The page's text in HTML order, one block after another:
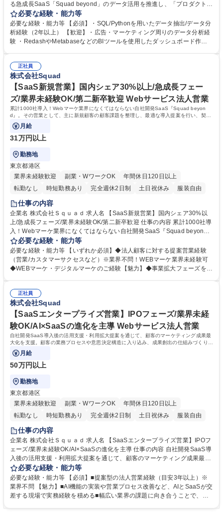
る急成長SaaS「Squad beyond」のデータ活用を推進し、「プロダクトグ
ロース」と「ビジネスオペレーションの最適化」という両輪をデータで支
えることがミッションです。 データ集計・可視化のアウトプットだけでな
く、ビジネスインパクト創出とデータ基盤強化という2軸でご活躍いただ
くことを期待しています。 ■経営・プロダクト戦略支援 (約50%)・経営指
意思決定と業務効率化を支援■データ基盤・先端技術への挑戦（エンジニ
アリング領域） 募集職種 【データアナリスト】急成長の自社開発SaaSを
データドリブンで推進
必要な経験・能力等
必要な経験・能力等 【必須】・SQL/Pythonを用いたデータ抽出/データ分
析経験（2年以上） 【歓迎】・広告・マーケティング周りのデータ分析経
験 ・RedashやMetabaseなどのBIツールを使用したダッシュボード作成
の高いデータを保有、データ活用でプロダクトグロースとユーザー層拡大
に貢献可能 ■柔軟に職種を超えて議論できるフラットな環境。ビル1階の
「Squad Base Cafe」を無料で利用可能◎ 学歴・資格 学歴：大学院 大学
高専 短大 専修学校 高校 語学力： 資格：
正社員
株式会社Squad
【SaaS新規営業】国内シェア30%以上/急成長フェー
ズ/業界未経験OK/第二新卒歓迎 Webサービス法人営業
累計1000社導入！Webマーケ業界になくてはならない自社開発SaaS『Squad beyon
d』。その営業として、主に新規顧客の顧客課題を整理し、最適な導入提案を行い、契約
獲得までを担います
月給
31万円以上
勤務地
東京都港区
業界未経験歓迎
副業・WワークOK
年間休日120日以上
転勤なし
時短勤務あり 完全週休2日制 土日祝休み 服装自由
仕事の内容
企業名 株式会社Ｓｑｕａｄ 求人名 【SaaS新規営業】国内シェア30%以
上/急成長フェーズ/業界未経験OK/第二新卒歓迎 仕事の内容 累計1000社導
入！Webマーケ業界になくてはならない自社開発SaaS『Squad beyon
d』。その営業として、主に新規顧客の顧客課題を整理し、最適な導入提
案を行い、契約獲得までを担います 【プロダクト】WEB広告の制作から
配信、効果の振り返りまで一元管理できる『Squad beyond』【利用顧
客】広告代理店マーケター7割、広告主3割【仕事内容】マーケティング起
進。営業活動のプロセス改善、AI等の活用による効率化。※押し売り・飛
び込み・無理なクロージングはなし 募集職種 【SaaS新規営業】国内シェ
ア30%以上/急成長フェーズ/業界未経験OK/第二新卒歓迎
必要な経験・能力等
必要な経験・能力等 【いずれか必須】◆法人顧客に対する提案営業経験
（営業/カスタマーサクセスなど）※業界不問！WEBマーケ業界未経験可
◆WEBマーケ・デジタルマーケのご経験【魅力】◆事業拡大フェーズを牽
まで一貫して経験できる◆経営陣やマーケ、開発とも近い距離で連携、ス
ピード感ある意思決定に関われる◆事業拡大フェーズのため、成果や志向
に応じて役割を広げることが可能。例）提案内容・商談設計の改善を担う
中核メンバー/セールス企画・業務設計、チームマネジメント等 学歴・資
格 学歴：大学院 大学 高専 短大 専修学校 高校 語学力： 資格：
正社員
株式会社Squad
【SaaSエンタープライズ営業】IPOフェーズ/業界未経
験OK/AI×SaaSの進化を主導 Webサービス法人営業
自社開発SaaS導入後の活用支援・利用拡大提案を通じて、顧客のマーケティング成果最
大化を支援。顧客の業務プロセスや意思決定構造に入り込み、成果創出の仕組みづくりま
で関わります
月給
50万円以上
勤務地
東京都港区
業界未経験歓迎
副業・WワークOK
年間休日120日以上
転勤なし
時短勤務あり 完全週休2日制 土日祝休み 服装自由
仕事の内容
企業名 株式会社Ｓｑｕａｄ 求人名 【SaaSエンタープライズ営業】IPOフ
ェーズ/業界未経験OK/AI×SaaSの進化を主導 仕事の内容 自社開発SaaS導
入後の活用支援・利用拡大提案を通じて、顧客のマーケティング成果最大
化を支援。顧客の業務プロセスや意思決定構造に入り込み、成果創出の仕
組みづくりまで関わります 【プロダクト】WEB広告の制作、配信、効果
振り返りまで一元管理。 累計1000社導入！Webマーケ業界になくてはな
らない『Squad beyond』 【利用顧客】大手広告代理店やナショナルクラ
必要な経験・能力等
必要な経験・能力等 【必須】■提案型の法人営業経験（目安3年以上）※
業界不問 【魅力】■AI機能の実装や営業プロセス改善など、AIとSaaSが交
差する現場で実務経験を積める■幅広い業界の課題に向き合うことで、業